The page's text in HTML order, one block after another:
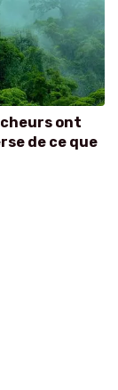
ont
de ce que